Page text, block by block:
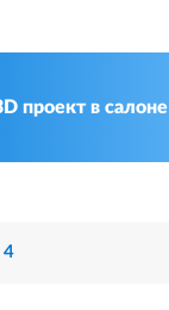
проект в салоне
4